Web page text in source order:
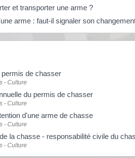
et transporter une arme ?
arme : faut-il signaler son
de chasser
- Culture
du permis de chasser
- Culture
d'une arme de chasse
- Culture
la chasse - responsabilité civile du
- Culture